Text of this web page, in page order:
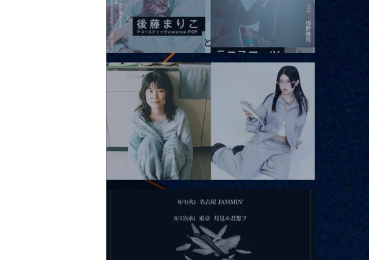
2026.08.10 |【観覧】「巷のmyストーリー/風の憶測1～後藤まりこ
アコースティックviolence POPとテニスコーツ」